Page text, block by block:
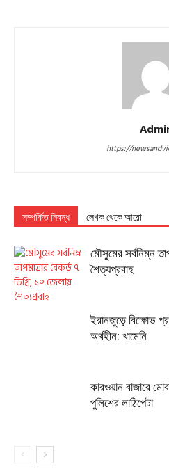
https://
সম্পর্কিত নিবন্ধ লেখক থেকে আরো
মৌসুমের সর্বনিম্ন
শৈত্যপ্রবাহ
ইরানজুড়ে বিক্ষোভ
অর্থহীন: খামেনি
কারওয়ান বাজারে
পুলিশের লাঠিপেটা